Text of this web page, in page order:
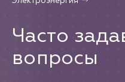
Часто
вопросы